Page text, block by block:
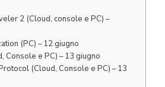
2 (Cloud, console e PC) –
(PC) – 12 giugno
Console e PC) – 13 giugno
(Cloud, Console e PC) – 13